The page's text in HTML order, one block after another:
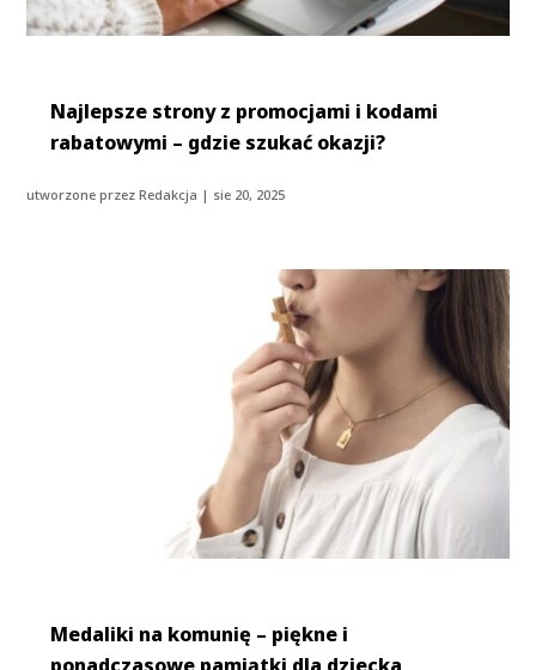
Najlepsze strony z promocjami i kodami
rabatowymi – gdzie szukać okazji?
utworzone przezRedakcja | sie 20, 2025
Medaliki na komunię – piękne i